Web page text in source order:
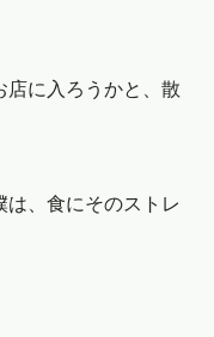
に入ろうかと、散
、食にそのストレ